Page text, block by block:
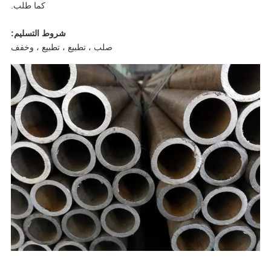
كما طلب.
شروط التسليم:
صلب ، تطبيع ، تطبيع ، وخفف